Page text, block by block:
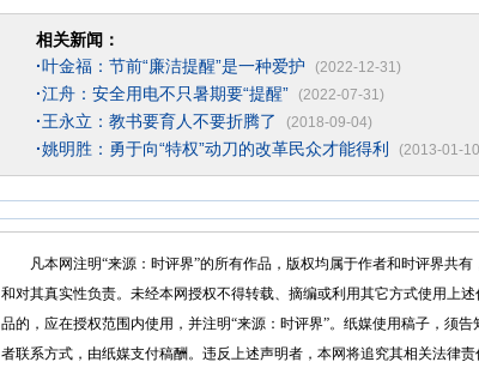
相关新闻：
·叶金福：节前“廉洁提醒”是一种爱护 (2022-12-31)
·江舟：安全用电不只暑期要“提醒” (2022-07-31)
·王永立：教书要育人不要折腾了 (2018-09-04)
·姚明胜：勇于向“特权”动刀的改革民众才能得利 (2013-01-
凡本网注明“来源：时评界”的所有作品，版权均属于作者和时评界共有
和对其真实性负责。未经本网授权不得转载、摘编或利用其它方式使用上
品的，应在授权范围内使用，并注明“来源：时评界”。纸媒使用稿子，须
者联系方式，由纸媒支付稿酬。违反上述声明者，本网将追究其相关法律责